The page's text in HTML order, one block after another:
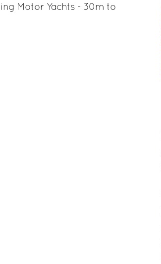
Motor Yachts - 30m to